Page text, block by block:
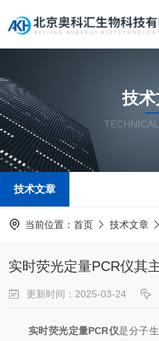
技
技术文章
当前位置： 首页 技术文章
实时荧光定量PCR仪其
更新时间：2025-03-24
实时荧光定量PCR仪是分子